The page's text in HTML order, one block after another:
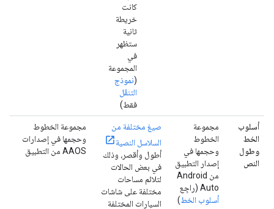
كانت
خريطة
ثانية
ستظهر
في
المجموعة
(نموذج
التنقّل
فقط)
أسلوب
الخط
وطول
النص
مجموعة
الخطوط
وحجمها في
إصدار التطبيق
من Android
Auto (راجِع
أسلوب الخط)
صيغ مختلفة من
السلاسل النصية
أطول وأقصر، وذلك
في بعض الحالات
لتلائم مساحات
مختلفة على شاشات
السيارات المختلفة
مجموعة الخطوط
وحجمها في إصدارات
AAOS من التطبيق